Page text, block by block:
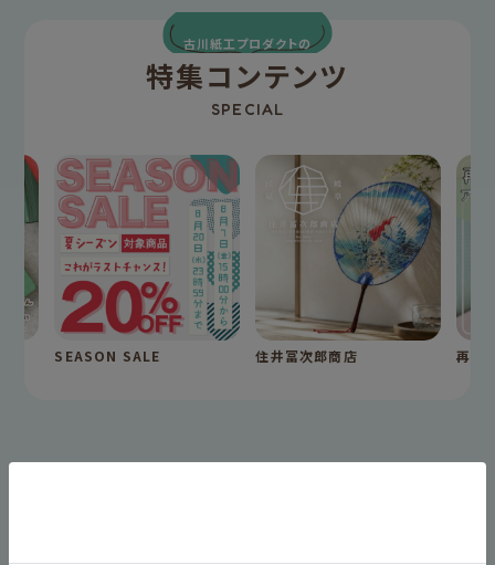
古川紙工プロダクトの
特集コンテンツ
SPECIAL
SEASON SALE 住井冨次郎商店 再入